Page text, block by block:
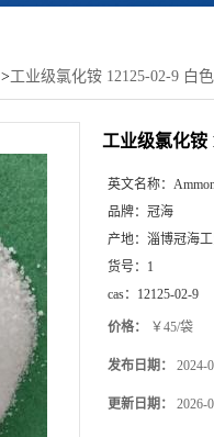
>工业级氯化铵 12125-02-9 白
工业级氯化铵
英文名称：
品牌： 冠海
产地： 淄博冠海
货号： 1
cas： 12125-02-9
价格： ￥45/袋
发布日期： 2024-
更新日期： 2026-